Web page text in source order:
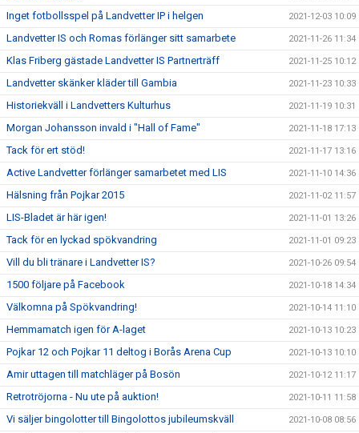
Inget fotbollsspel på Landvetter IP i helgen 2021-12-03 10:09
Landvetter IS och Romas förlänger sitt samarbete 2021-11-26 11:34
Klas Friberg gästade Landvetter IS Partnerträff 2021-11-25 10:12
Landvetter skänker kläder till Gambia 2021-11-23 10:33
Historiekväll i Landvetters Kulturhus 2021-11-19 10:31
Morgan Johansson invald i "Hall of Fame" 2021-11-18 17:13
Tack för ert stöd! 2021-11-17 13:16
Active Landvetter förlänger samarbetet med LIS 2021-11-10 14:36
Hälsning från Pojkar 2015 2021-11-02 11:57
LIS-Bladet är här igen! 2021-11-01 13:26
Tack för en lyckad spökvandring 2021-11-01 09:23
Vill du bli tränare i Landvetter IS? 2021-10-26 09:54
1500 följare på Facebook 2021-10-18 14:34
Välkomna på Spökvandring! 2021-10-14 11:10
Hemmamatch igen för A-laget 2021-10-13 10:23
Pojkar 12 och Pojkar 11 deltog i Borås Arena Cup 2021-10-13 10:10
Amir uttagen till matchläger på Bosön 2021-10-12 11:17
Retrotröjorna - Nu ute på auktion! 2021-10-11 11:58
Vi säljer bingolotter till Bingolottos jubileumskväll 2021-10-08 08:56